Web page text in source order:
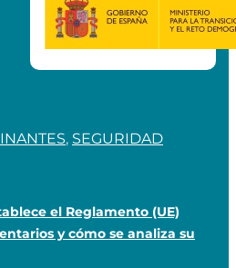
, SEGURIDAD
el Reglamento (UE)
y cómo se analiza su